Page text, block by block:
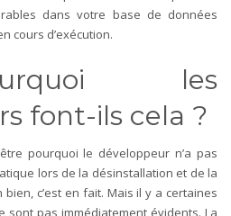
dans votre base de données
cours d’exécution.
les
font-ils cela ?
pourquoi le développeur n’a pas
lors de la désinstallation et de la
c’est en fait. Mais il y a certaines
sont pas immédiatement évidents. La